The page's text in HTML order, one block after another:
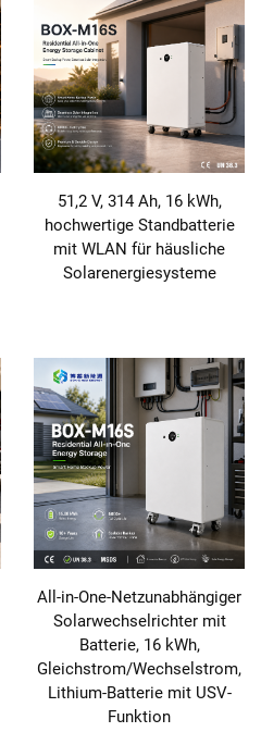
51,2 V, 314 Ah, 16 kWh,
hochwertige Standbatterie
mit WLAN für häusliche
Solarenergiesysteme
All-in-One-Netzunabhängiger
Solarwechselrichter mit
Batterie, 16 kWh,
Gleichstrom/Wechselstrom,
Lithium-Batterie mit USV-
Funktion